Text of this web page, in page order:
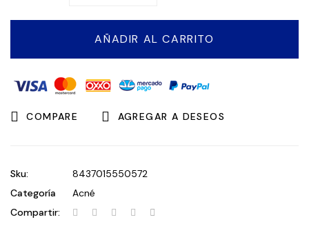
250
AÑADIR AL CARRITO
COMPARE AGREGAR A DESEOS
Sku:
8437015550572
Categoría
Acné
Compartir: